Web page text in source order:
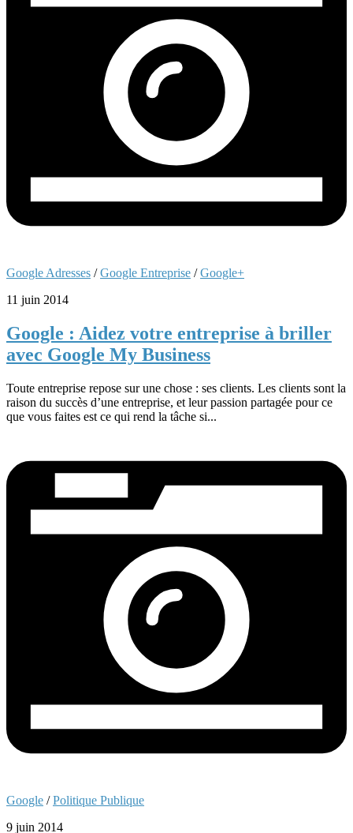
Google Adresses /Google Entreprise /Google+
11 juin 2014
Google : Aidez votre entreprise à briller
avec Google My Business
Toute entreprise repose sur une chose : ses clients. Les clients sont la
raison du succès d’une entreprise, et leur passion partagée pour ce
que vous faites est ce qui rend la tâche si...
Google /Politique Publique
9 juin 2014